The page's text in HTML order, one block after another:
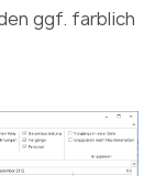
ggf. farblich